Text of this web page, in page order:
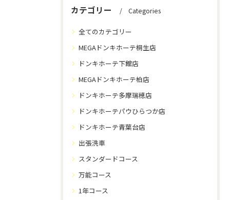
カテゴリー Categories
全てのカテゴリー
MEGAドンキホーテ桐生店
ドンキホーテ下館店
MEGAドンキホーテ柏店
ドンキホーテ多摩瑞穂店
ドンキホーテパウひらつか店
ドンキホーテ青葉台店
出張洗車
スタンダードコース
万能コース
1年コース